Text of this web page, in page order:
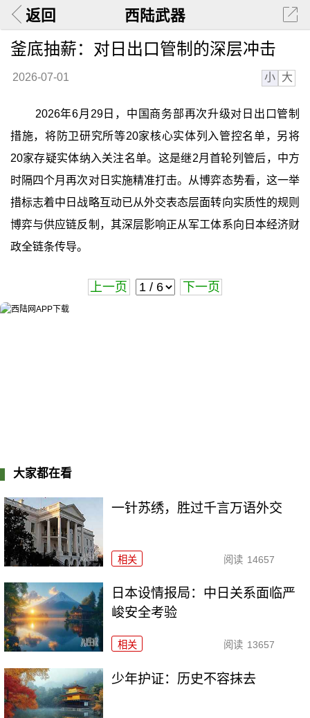
返回 西陆武器
釜底抽薪：对日出口管制的深层冲击
2026-07-01 小 大
2026年6月29日，中国商务部再次升级对日出口管制
措施，将防卫研究所等20家核心实体列入管控名单，另将
20家存疑实体纳入关注名单。这是继2月首轮列管后，中方
时隔四个月再次对日实施精准打击。从博弈态势看，这一举
措标志着中日战略互动已从外交表态层面转向实质性的规则
博弈与供应链反制，其深层影响正从军工体系向日本经济财
政全链条传导。
上一页 下一页
大家都在看
一针苏绣，胜过千言万语外交
相关 阅读 14657
日本设情报局：中日关系面临严
峻安全考验
相关 阅读 13657
少年护证：历史不容抹去